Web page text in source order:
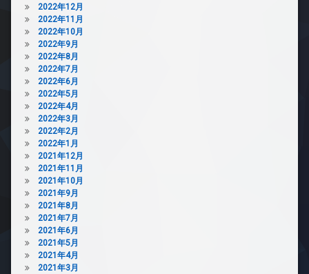
2022年12月
2022年11月
2022年10月
2022年9月
2022年8月
2022年7月
2022年6月
2022年5月
2022年4月
2022年3月
2022年2月
2022年1月
2021年12月
2021年11月
2021年10月
2021年9月
2021年8月
2021年7月
2021年6月
2021年5月
2021年4月
2021年3月